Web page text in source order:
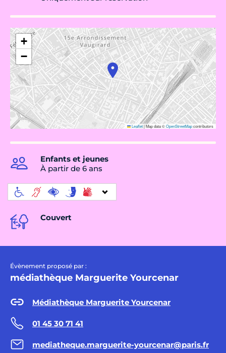
+
−
Leaflet|Map data ©OpenStreetMapcontributors
Enfants et jeunes
À partir de 6 ans
Couvert
Évènement proposé par :
médiathèque Marguerite Yourcenar
Médiathèque Marguerite Yourcenar
01 45 30 71 41
mediatheque.marguerite-yourcenar@paris.fr